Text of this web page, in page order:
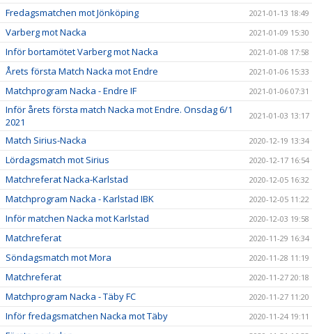
Fredagsmatchen mot Jönköping 2021-01-13 18:49
Varberg mot Nacka 2021-01-09 15:30
Inför bortamötet Varberg mot Nacka 2021-01-08 17:58
Årets första Match Nacka mot Endre 2021-01-06 15:33
Matchprogram Nacka - Endre IF 2021-01-06 07:31
Inför årets första match Nacka mot Endre. Onsdag 6/1
2021
2021-01-03 13:17
Match Sirius-Nacka 2020-12-19 13:34
Lördagsmatch mot Sirius 2020-12-17 16:54
Matchreferat Nacka-Karlstad 2020-12-05 16:32
Matchprogram Nacka - Karlstad IBK 2020-12-05 11:22
Inför matchen Nacka mot Karlstad 2020-12-03 19:58
Matchreferat 2020-11-29 16:34
Söndagsmatch mot Mora 2020-11-28 11:19
Matchreferat 2020-11-27 20:18
Matchprogram Nacka - Täby FC 2020-11-27 11:20
Inför fredagsmatchen Nacka mot Täby 2020-11-24 19:11